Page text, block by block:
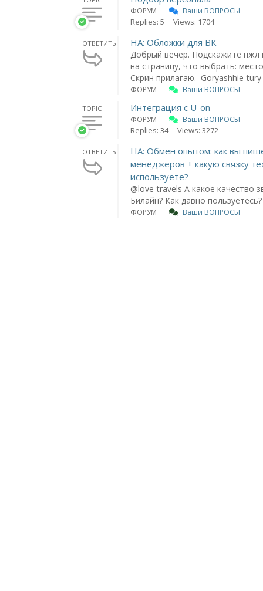
ФОРУМ Ваши ВОПРОСЫ
Replies: 5 Views: 1704
ОТВЕТИТЬ НА: Обложки для ВК
Добрый вечер. Подскажите пжл
на страницу, что выбрать:
Скрин прилагаю. Goryashhie-
ФОРУМ Ваши ВОПРОСЫ
TOPIC Интеграция с U-on
ФОРУМ Ваши ВОПРОСЫ
Replies: 34 Views: 3272
ОТВЕТИТЬ
НА: Обмен опытом: как вы
менеджеров + какую связку
используете?
@love-travels А какое качество
Билайн? Как давно пользуетесь?
ФОРУМ Ваши ВОПРОСЫ